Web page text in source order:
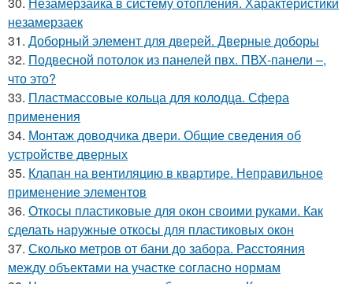
незамерзаек
31. Доборный элемент для дверей. Дверные доборы
32. Подвесной потолок из панелей пвх. ПВХ-панели –,
что это?
33. Пластмассовые кольца для колодца. Сфера
применения
34. Монтаж доводчика двери. Общие сведения об
устройстве дверных
35. Клапан на вентиляцию в квартире. Неправильное
применение элементов
36. Откосы пластиковые для окон своими руками. Как
сделать наружные откосы для пластиковых окон
37. Сколько метров от бани до забора. Расстояния
между объектами на участке согласно нормам